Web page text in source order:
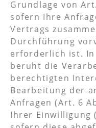
Grundlage von
sofern Ihre
Vertrags
Durchführung
erforderlich ist. In
beruht die
berechtigten
Bearbeitung der
Anfragen (Art. 6
Ihrer Einwilligung